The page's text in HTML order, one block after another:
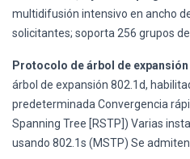
multidifusión intensivo en ancho
solicitantes; soporta 256 grupos
Protocolo de árbol de expansión
árbol de expansión 802.1d,
predeterminada Convergencia
Spanning Tree [RSTP]) Varias
usando 802.1s (MSTP) Se